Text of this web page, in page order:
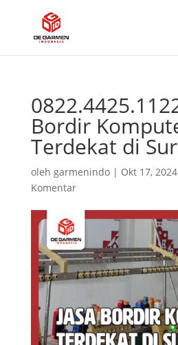
Bordir
Terdekat di
oleh garmenindo| Okt 17, 2024
Komentar